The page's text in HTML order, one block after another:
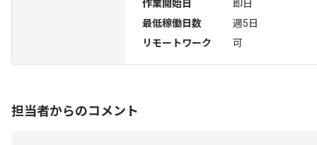
作業開始日
即日
最低稼働日数
週5日
リモートワーク
可
担当者からのコメント